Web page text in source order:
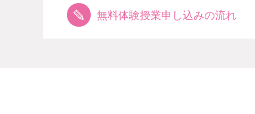
無料体験授業申し込みの流れ